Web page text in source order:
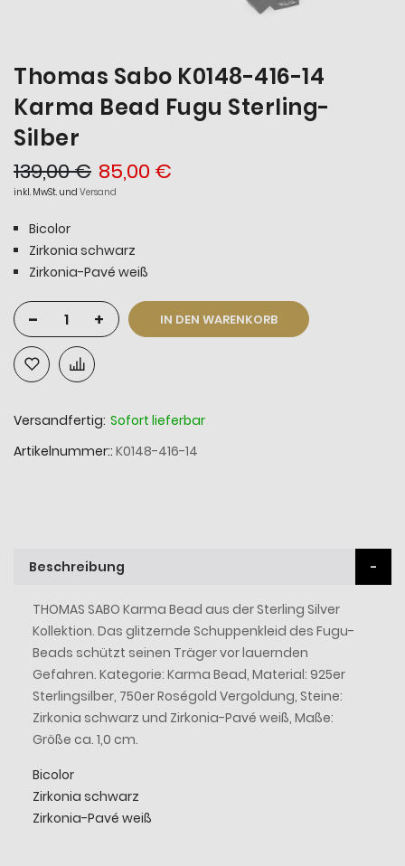
Thomas Sabo K0148-416-14
Karma Bead Fugu Sterling-
Silber
85,00 €
139,00 €
inkl. MwSt. und Versand
Bicolor
Zirkonia schwarz
Zirkonia-Pavé weiß
- + IN DEN WARENKORB
Versandfertig: Sofort lieferbar
Artikelnummer: K0148-416-14
Beschreibung
THOMAS SABO Karma Bead aus der Sterling Silver
Kollektion. Das glitzernde Schuppenkleid des Fugu-
Beads schützt seinen Träger vor lauernden
Gefahren. Kategorie: Karma Bead, Material: 925er
Sterlingsilber, 750er Roségold Vergoldung, Steine:
Zirkonia schwarz und Zirkonia-Pavé weiß, Maße:
Größe ca. 1,0 cm.
Bicolor
Zirkonia schwarz
Zirkonia-Pavé weiß